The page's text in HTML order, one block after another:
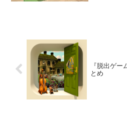
『脱出ゲ
とめ